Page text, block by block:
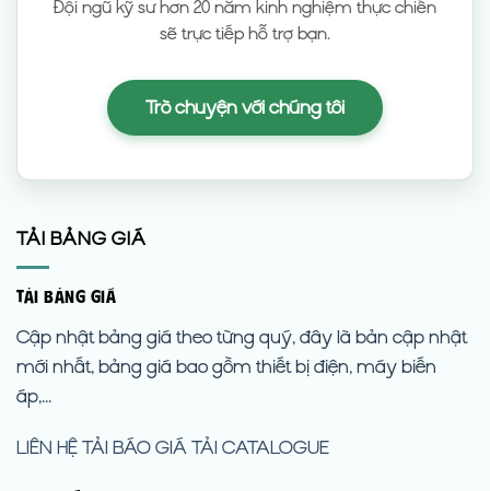
Đội ngũ kỹ sư hơn 20 năm kinh nghiệm thực chiến
sẽ trực tiếp hỗ trợ bạn.
Trò chuyện với chúng tôi
TẢI BẢNG GIÁ
TẢI BẢNG GIÁ
Cập nhật bảng giá theo từng quý, đây là bản cập nhật
mới nhất, bảng giá bao gồm thiết bị điện, máy biến
áp,...
LIÊN HỆ TẢI BÁO GIÁ TẢI CATALOGUE